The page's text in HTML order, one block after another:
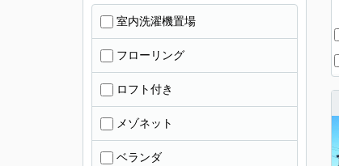
室内洗濯機置場
フローリング
ロフト付き
メゾネット
ベランダ